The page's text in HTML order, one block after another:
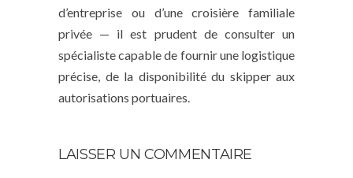
d’entreprise ou d’une croisière familiale
privée — il est prudent de consulter un
spécialiste capable de fournir une logistique
précise, de la disponibilité du skipper aux
autorisations portuaires.
LAISSER UN COMMENTAIRE